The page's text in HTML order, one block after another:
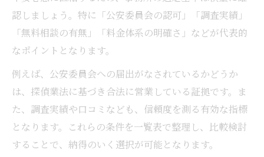
認しましょう。特に「公安委員会の認可」「調査実績」
「無料相談の有無」「料金体系の明確さ」などが代表的
なポイントとなります。
例えば、公安委員会への届出がなされているかどうか
は、探偵業法に基づき合法に営業している証拠です。ま
た、調査実績や口コミなども、信頼度を測る有効な指標
となります。これらの条件を一覧表で整理し、比較検討
することで、納得のいく選択が可能となります。